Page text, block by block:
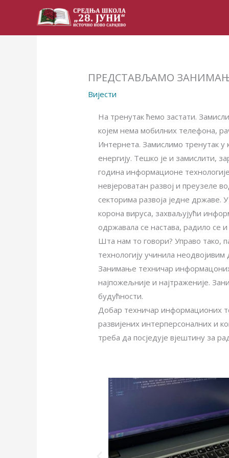
content
ПРЕДСТАВЉАМО
Вијести
На тренутак ћемо застати.
којем нема мобилних телефона,
Интернета. Замислимо тренутак у
енергију. Тешко је и замислити,
година информационе
невјероватан развој и преузеле
секторима развоја једне државе.
корона вируса, захваљујући
одржавала се настава, радило се
Шта нам то говори? Управо тако,
технологију учинила
Занимање техничар информацоних
најпожељније и најтраженије.
будућности.
Добар техничар информационих
развијених интерперсоналних и
треба да посједује вјештину за